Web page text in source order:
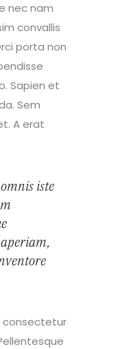
nec nam
convallis
porta non
Sapien et
Sem
A erat
iste
consectetur